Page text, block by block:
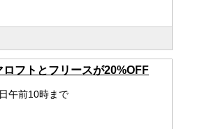
フトとフリースが20%OFF
午前10時まで